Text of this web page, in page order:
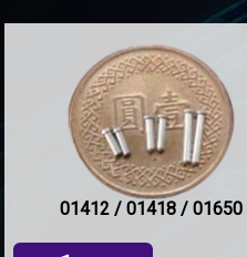
01412 / 01418 / 01650